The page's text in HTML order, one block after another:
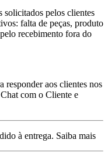
solicitados pelos clientes
falta de peças, produto
recebimento fora do
responder aos clientes nos
com o Cliente e
à entrega. Saiba mais